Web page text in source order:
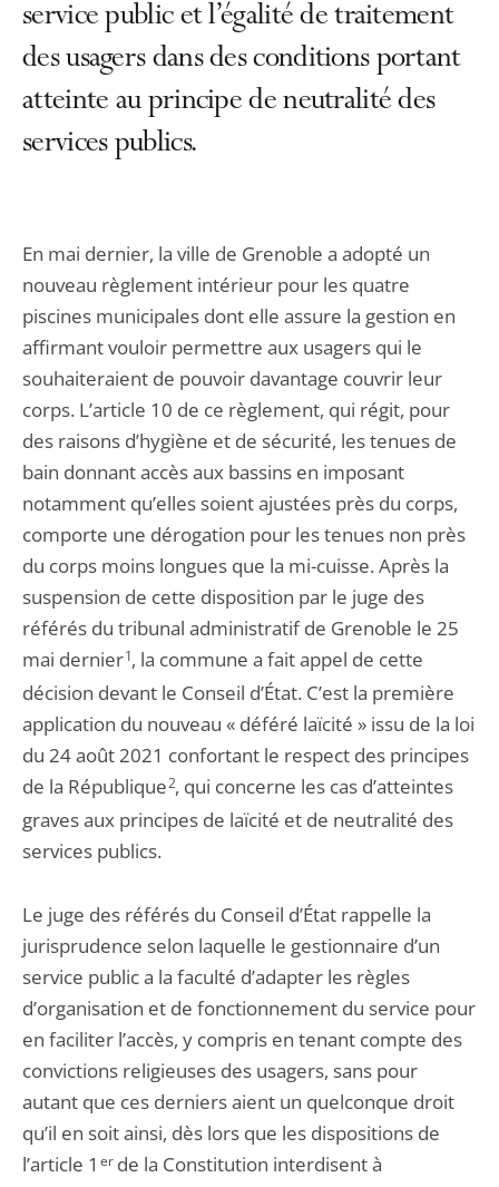
service public et l’égalité de traitement
des usagers dans des conditions portant
atteinte au principe de neutralité des
services publics.
En mai dernier, la ville de Grenoble a adopté un
nouveau règlement intérieur pour les quatre
piscines municipales dont elle assure la gestion en
affirmant vouloir permettre aux usagers qui le
souhaiteraient de pouvoir davantage couvrir leur
corps. L’article 10 de ce règlement, qui régit, pour
des raisons d’hygiène et de sécurité, les tenues de
bain donnant accès aux bassins en imposant
notamment qu’elles soient ajustées près du corps,
comporte une dérogation pour les tenues non près
du corps moins longues que la mi-cuisse. Après la
suspension de cette disposition par le juge des
référés du tribunal administratif de Grenoble le 25
mai dernier1, la commune a fait appel de cette
décision devant le Conseil d’État. C’est la première
application du nouveau « déféré laïcité » issu de la loi
du 24 août 2021 confortant le respect des principes
de la République2, qui concerne les cas d’atteintes
graves aux principes de laïcité et de neutralité des
services publics.
Le juge des référés du Conseil d’État rappelle la
jurisprudence selon laquelle le gestionnaire d’un
service public a la faculté d’adapter les règles
d’organisation et de fonctionnement du service pour
en faciliter l’accès, y compris en tenant compte des
convictions religieuses des usagers, sans pour
autant que ces derniers aient un quelconque droit
qu’il en soit ainsi, dès lors que les dispositions de
l’article 1 erde la Constitution interdisent à